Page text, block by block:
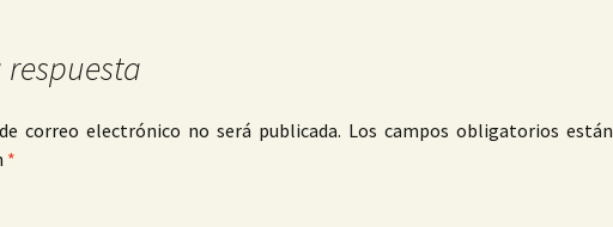
correo electrónico no será publicada. Los campos obligatorios están
*